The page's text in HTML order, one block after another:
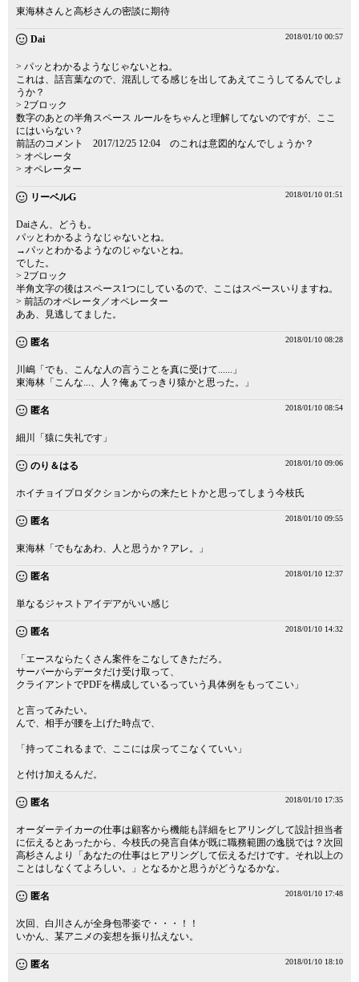
東海林さんと高杉さんの密談に期待
Dai 2018/01/10 00:57
> パッとわかるようなじゃないとね。
これは、話言葉なので、混乱してる感じを出してあえてこうしてるんでしょ
うか？
> 2ブロック
数字のあとの半角スペース ルールをちゃんと理解してないのですが、ここ
にはいらない？
前話のコメント 2017/12/25 12:04 のこれは意図的なんでしょうか？
> オペレータ
> オペレーター
リーベルG 2018/01/10 01:51
Daiさん、どうも。
パッとわかるようなじゃないとね。
→パッとわかるようなのじゃないとね。
でした。
> 2ブロック
半角文字の後はスペース1つにしているので、ここはスペースいりますね。
> 前話のオペレータ／オペレーター
ああ、見逃してました。
匿名 2018/01/10 08:28
川嶋「でも、こんな人の言うことを真に受けて......」
東海林「こんな...、人？俺ぁてっきり猿かと思った。」
匿名 2018/01/10 08:54
細川「猿に失礼です」
のり＆はる 2018/01/10 09:06
ホイチョイプロダクションからの来たヒトかと思ってしまう今枝氏
匿名 2018/01/10 09:55
東海林「でもなあわ、人と思うか？アレ。」
匿名 2018/01/10 12:37
単なるジャストアイデアがいい感じ
匿名 2018/01/10 14:32
「エースならたくさん案件をこなしてきただろ。
サーバーからデータだけ受け取って、
クライアントでPDFを構成しているっていう具体例をもってこい」
と言ってみたい。
んで、相手が腰を上げた時点で、
「持ってこれるまで、ここには戻ってこなくていい」
と付け加えるんだ。
匿名 2018/01/10 17:35
オーダーテイカーの仕事は顧客から機能も詳細をヒアリングして設計担当者
に伝えるとあったから、今枝氏の発言自体が既に職務範囲の逸脱では？次回
高杉さんより「あなたの仕事はヒアリングして伝えるだけです。それ以上の
ことはしなくてよろしい。」となるかと思うがどうなるかな。
匿名 2018/01/10 17:48
次回、白川さんが全身包帯姿で・・・！！
いかん、某アニメの妄想を振り払えない。
匿名 2018/01/10 18:10